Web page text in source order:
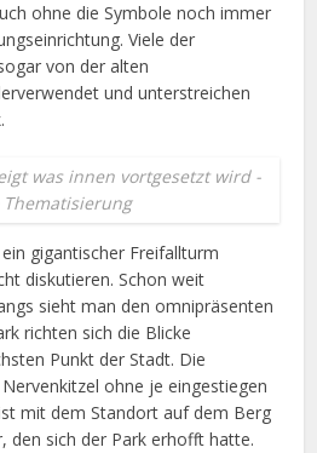
ohne die Symbole noch immer
Viele der
von der alten
und unterstreichen
was innen vortgesetzt wird -
Thematisierung
gigantischer Freifallturm
diskutieren. Schon weit
sieht man den omnipräsenten
richten sich die Blicke
Punkt der Stadt. Die
ohne je eingestiegen
mit dem Standort auf dem Berg
den sich der Park erhofft hatte.